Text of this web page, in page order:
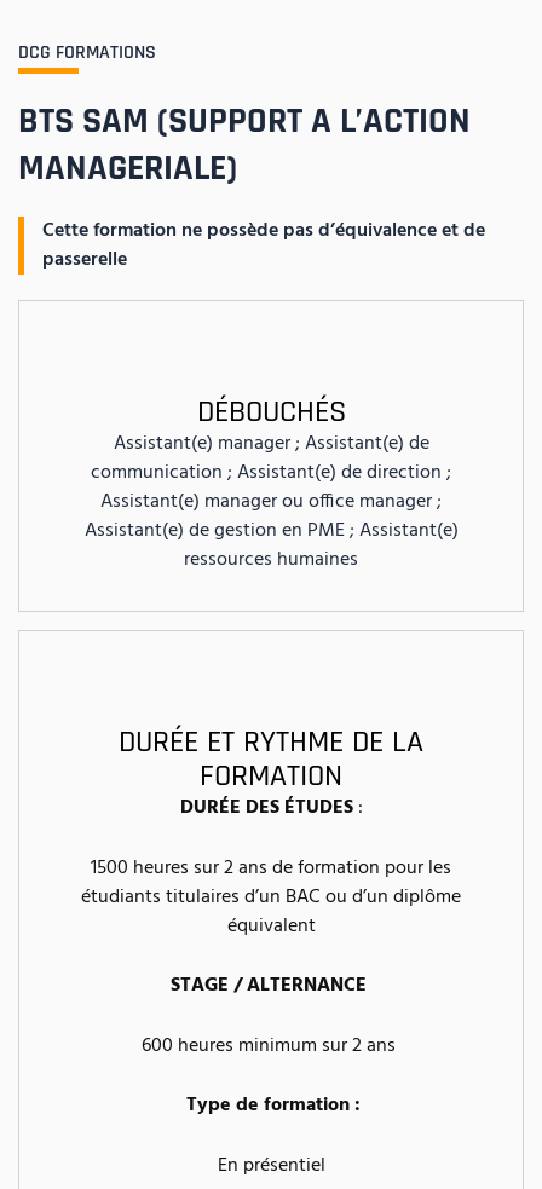
DCG FORMATIONS
BTS SAM (SUPPORT A L’ACTION
MANAGERIALE)
Cette formation ne possède pas d’équivalence et de
passerelle
DÉBOUCHÉS
Assistant(e) manager ; Assistant(e) de
communication ; Assistant(e) de direction ;
Assistant(e) manager ou office manager ;
Assistant(e) de gestion en PME ; Assistant(e)
ressources humaines
DURÉE ET RYTHME DE LA
FORMATION
DURÉE DES ÉTUDES:
1500 heures sur 2 ans de formation pour les
étudiants titulaires d’un BAC ou d’un diplôme
équivalent
STAGE / ALTERNANCE
600 heures minimum sur 2 ans
Type de formation :
En présentiel